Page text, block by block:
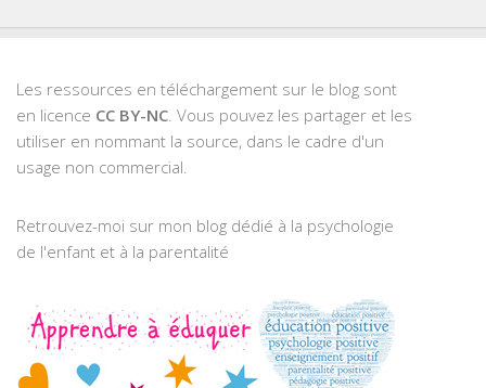
Les ressources en téléchargement sur le blog sont
en licence CC BY-NC . Vous pouvez les partager et les
utiliser en nommant la source, dans le cadre d'un
usage non commercial.
Retrouvez-moi sur mon blog dédié à la psychologie
de l'enfant et à la parentalité